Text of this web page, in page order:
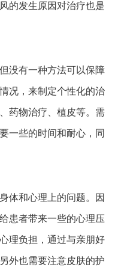
的发生原因对治疗也是
没有一种方法可以保障
况，来制定个性化的治
药物治疗、植皮等。需
一些的时间和耐心，同
体和心理上的问题。因
患者带来一些的心理压
理负担，通过与亲朋好
外也需要注意皮肤的护